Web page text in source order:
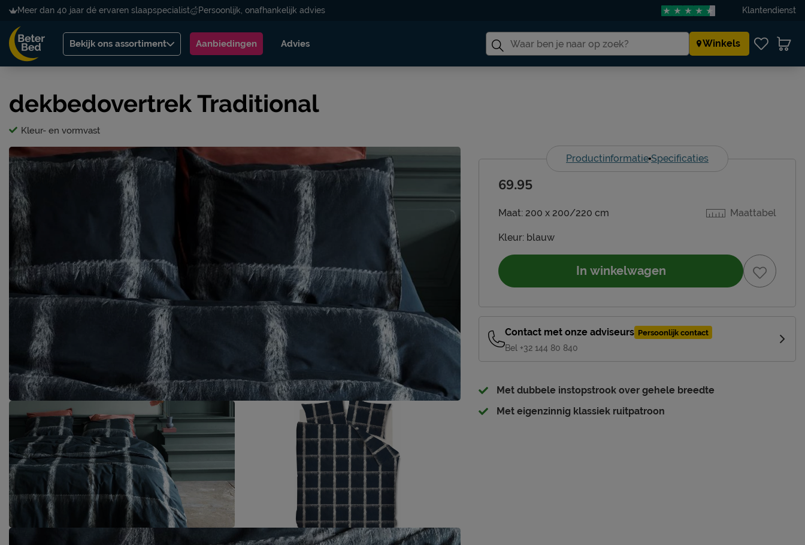
Meer dan 40 jaar dé ervaren slaapspecialist Persoonlijk, onafhankelijk advies Klantendienst
Bekijk ons assortiment Aanbiedingen Advies Winkels
dekbedovertrek Traditional
Kleur- en vormvast
Productinformatie Specificaties
Maattabel
Maat: 200 x 200/220 cm
Kleur: blauw
69.95
In winkelwagen
Contact met onze adviseurs Persoonlijk contact
Bel +32 144 80 840
Met dubbele instopstrook over gehele breedte
Met eigenzinnig klassiek ruitpatroon